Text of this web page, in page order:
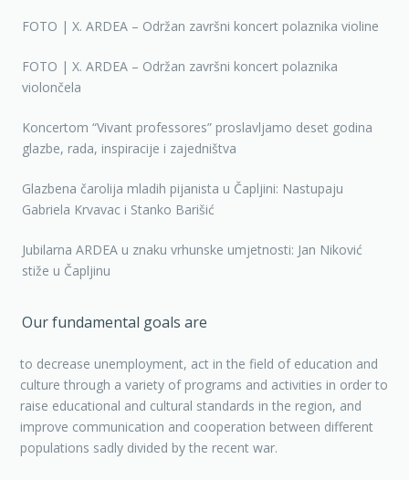
FOTO | X. ARDEA – Održan završni koncert polaznika violine
FOTO | X. ARDEA – Održan završni koncert polaznika
violončela
Koncertom “Vivant professores” proslavljamo deset godina
glazbe, rada, inspiracije i zajedništva
Glazbena čarolija mladih pijanista u Čapljini: Nastupaju
Gabriela Krvavac i Stanko Barišić
Jubilarna ARDEA u znaku vrhunske umjetnosti: Jan Niković
stiže u Čapljinu
Our fundamental goals are
to decrease unemployment, act in the field of education and
culture through a variety of programs and activities in order to
raise educational and cultural standards in the region, and
improve communication and cooperation between different
populations sadly divided by the recent war.